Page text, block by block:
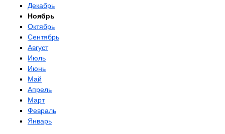
Декабрь
Ноябрь
Октябрь
Сентябрь
Август
Июль
Июнь
Май
Апрель
Март
Февраль
Январь